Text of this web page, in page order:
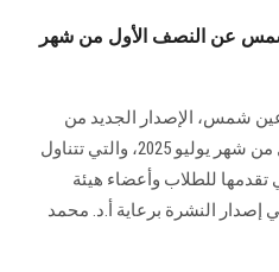
شمس عن النصف الأول من شهر
شمس، الإصدار الجديد من
النشرة الإخبارية عن النصف الأول من شهر يوليو 2025، والتي تتناول
تقدمها للطلاب وأعضاء هيئة
إصدار النشرة برعاية أ.د. محمد